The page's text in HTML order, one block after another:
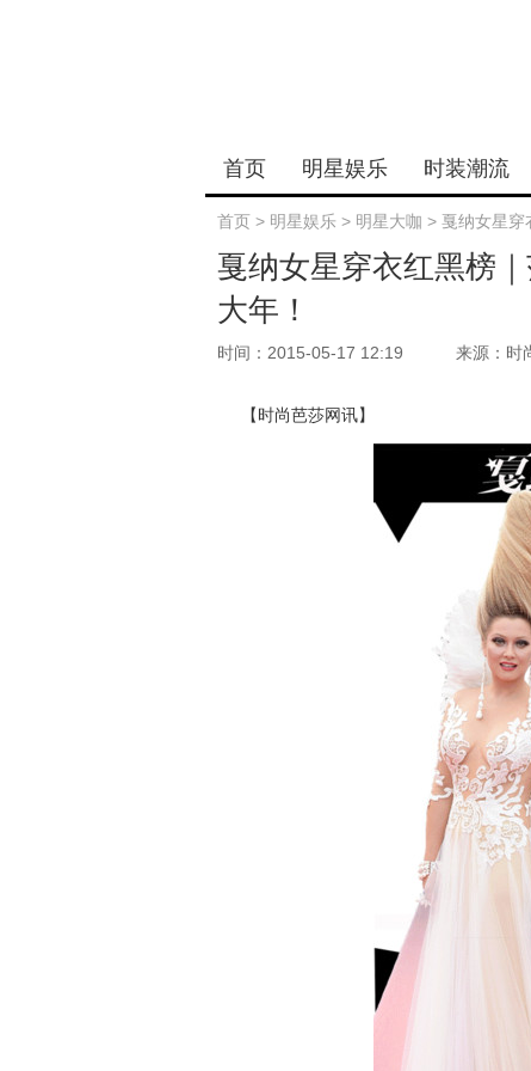
首页 明星娱乐 时装潮流
首页 > 明星娱乐 > 明星大咖 > 戛纳女星穿
戛纳女星穿衣红黑榜
大年！
时间：2015-05-17 12:19 来源：时
【时尚芭莎网讯】